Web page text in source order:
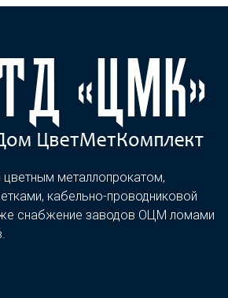
цветным металлопрокатом,
кабельно-проводниковой
снабжение заводов ОЦМ ломами